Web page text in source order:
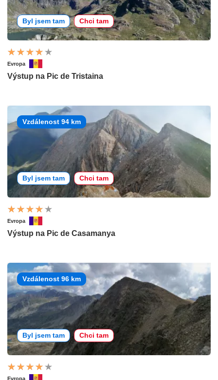
Byl jsem tam Chci tam
Evropa
Výstup na Pic de Tristaina
Vzdálenost 94 km
Byl jsem tam Chci tam
Evropa
Výstup na Pic de Casamanya
Vzdálenost 96 km
Byl jsem tam Chci tam
Evropa